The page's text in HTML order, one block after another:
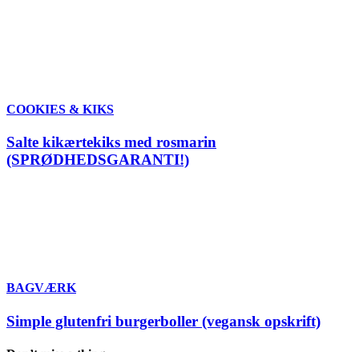
COOKIES & KIKS
Salte kikærtekiks med rosmarin
(SPRØDHEDSGARANTI!)
BAGVÆRK
Simple glutenfri burgerboller (vegansk opskrift)